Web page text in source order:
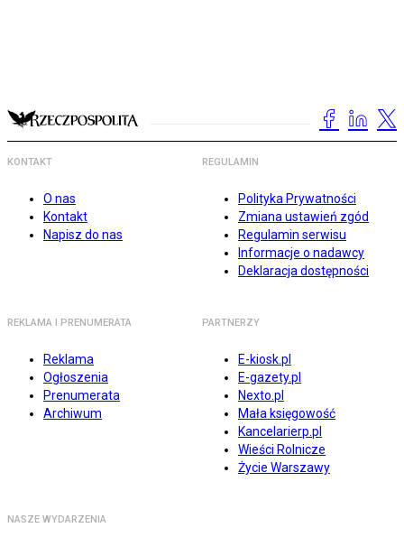
KONTAKT
O nas
Kontakt
Napisz do nas
REGULAMIN
Polityka Prywatności
Zmiana ustawień zgód
Regulamin serwisu
Informacje o nadawcy
Deklaracja dostępności
REKLAMA I PRENUMERATA
Reklama
Ogłoszenia
Prenumerata
Archiwum
PARTNERZY
E-kiosk.pl
E-gazety.pl
Nexto.pl
Mała księgowość
Kancelarierp.pl
Wieści Rolnicze
Życie Warszawy
NASZE WYDARZENIA